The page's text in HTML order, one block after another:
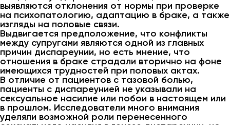
выявляются отклонения от нормы при проверке
на психопатологию, адаптацию в браке, а также
изгляды на половые связи.
Выдвигается предположение, что конфликты
между супругами являются одной из главных
причин диспареунии, но есть мнение, что
отношения в браке страдали вторично на фоне
имеющихся трудностей при половых актах.
В отличие от пациентов с тазовой болью,
пациенты с диспареунией не указывали на
сексуальное насилие или побои в настоящем или
в прошлом. Исследователи много внимания
уделяли возможной роли перенесенного